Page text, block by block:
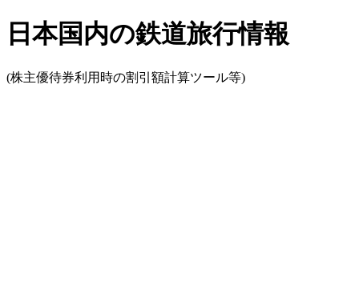
日本国内の鉄道旅行情報
(株主優待券利用時の割引額計算ツール等)